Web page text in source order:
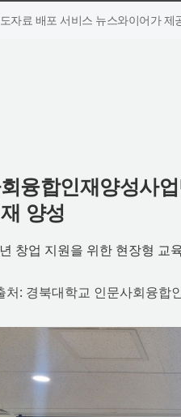
자료 배포 서비스 뉴스와이어가 제
융합인재양성사
양성
창업 지원을 위한 현장형 교
처: 경북대학교 인문사회융합